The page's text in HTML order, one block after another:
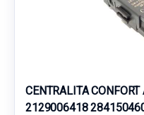
CENTRALITA
2129006418